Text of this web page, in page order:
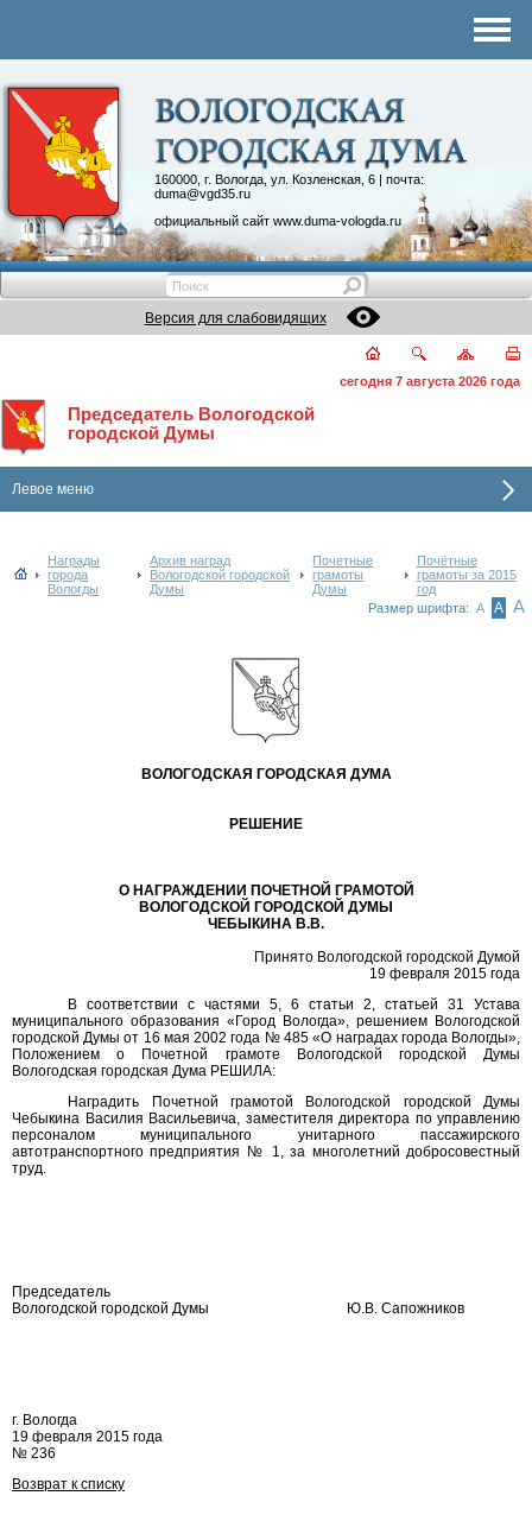
160000, г. Вологда, ул. Козленская, 6 | почта:
duma@vgd35.ru
официальный сайт www.duma-vologda.ru
Контакты
Депутатские объединения
Версия для слабовидящих
сегодня 7 августа 2026 года
Председатель Вологодской
городской Думы
Левое меню
Награды
города
Вологды
Архив наград
Вологодской городской
Думы
Почетные
грамоты
Думы
Почётные
грамоты за 2015
год
Размер шрифта: А А А
ВОЛОГОДСКАЯ ГОРОДСКАЯ ДУМА
РЕШЕНИЕ
О НАГРАЖДЕНИИ ПОЧЕТНОЙ ГРАМОТОЙ
ВОЛОГОДСКОЙ ГОРОДСКОЙ ДУМЫ
ЧЕБЫКИНА В.В.
Принято Вологодской городской Думой
19 февраля 2015 года
В соответствии с частями 5, 6 статьи 2, статьей 31 Устава
муниципального образования «Город Вологда», решением Вологодской
городской Думы от 16 мая 2002 года № 485 «О наградах города Вологды»,
Положением о Почетной грамоте Вологодской городской Думы
Вологодская городская Дума РЕШИЛА:
Наградить Почетной грамотой Вологодской городской Думы
Чебыкина Василия Васильевича, заместителя директора по управлению
персоналом муниципального унитарного пассажирского
автотранспортного предприятия № 1, за многолетний добросовестный
труд.
Председатель
Вологодской городской Думы
Ю.В. Сапожников
г. Вологда
19 февраля 2015 года
№ 236
Возврат к списку